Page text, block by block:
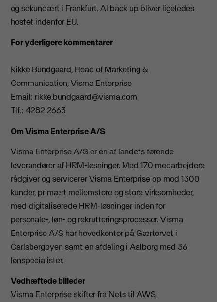
og sekundært i Frankfurt. Al back up bliver ligeledes
hostet indenfor EU.
For yderligere kommentarer
Rikke Bundgaard, Head of Marketing &
Communication, Visma Enterprise
Email: rikke.bundgaard@visma.com
Tlf.:4282 2663
Om Visma Enterprise A/S
Visma Enterprise A/S er en af landets førende
leverandører af HRM-løsninger. Med 170 medarbejdere
rådgiver og servicerer Visma Enterprise op mod 1300
kunder, primært mellemstore og store virksomheder,
med digitaliserede HRM-løsninger inden for
personale-, løn- og rekrutteringsprocesser. Visma
Enterprise A/S har hovedkontor på Gærtorvet i
Carlsbergbyen samt en afdeling i Aalborg med 36
lønspecialister.
Vedhæftede billeder
Visma Enterprise skifter fra Nets til AWS